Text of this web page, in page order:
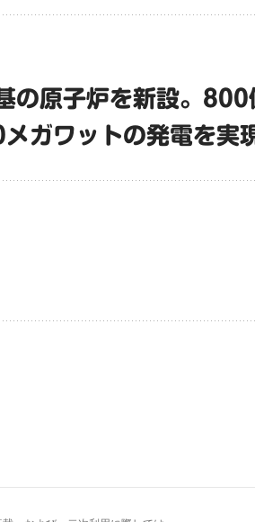
の原子炉を新設。
ガワットの発電を実